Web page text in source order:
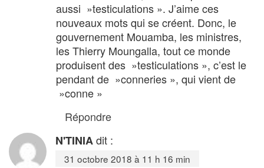
aussi »testiculations ». J’aime ces
nouveaux mots qui se créent. Donc, le
gouvernement Mouamba, les ministres,
les Thierry Moungalla, tout ce monde
produisent des »testiculations », c’est le
pendant de »conneries », qui vient de
»conne »
Répondre
N'TINIAdit :
31 octobre 2018 à 11 h 16 min